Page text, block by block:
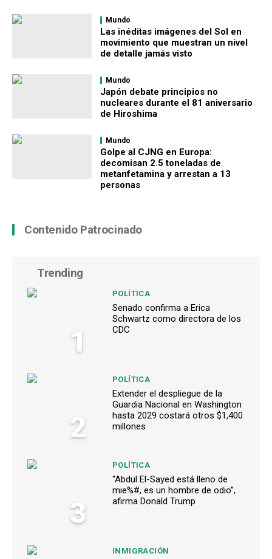
Mundo
Las inéditas imágenes del Sol en
movimiento que muestran un nivel
de detalle jamás visto
Mundo
Japón debate principios no
nucleares durante el 81 aniversario
de Hiroshima
Mundo
Golpe al CJNG en Europa:
decomisan 2.5 toneladas de
metanfetamina y arrestan a 13
personas
Contenido Patrocinado
Trending
1
POLÍTICA
Senado confirma a Erica
Schwartz como directora de los
CDC
2
POLÍTICA
Extender el despliegue de la
Guardia Nacional en Washington
hasta 2029 costará otros $1,400
millones
3
POLÍTICA
“Abdul El-Sayed está lleno de
mie%#, es un hombre de odio”,
afirma Donald Trump
INMIGRACIÓN